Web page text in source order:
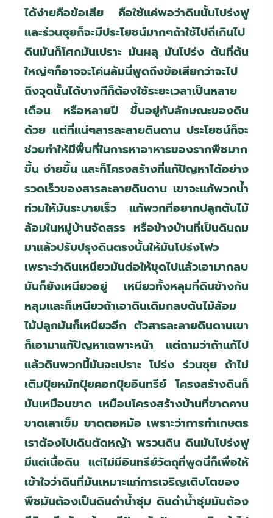
ได้ง่ายคือข้อเสีย คือใช้แค่พอว่าดินนั้นโปร่งฟู
และร่วนซุยก็จะมีประโยชน์มากๆถ้าใช้ไปถี่เกินไป
ดินมันก็โศกมันเปราะ มันผลุ มันโปร่ง ต้นที่ต้น
ใหญ่ๆก็อาจจะโค่นล้มนี่พูดถึงข้อเสียกว่าจะไป
ถึงจุดนั้นได้บางทีก็ต้องใช้ระยะเวลาเป็นหลาย
เดือน หรือหลายปี ขึ้นอยู่กับลักษณะของดิน
ด้วย แต่ที่แน่ๆสารละลายดินดาน ประโยชน์ก็จะ
ช่วยทำให้มีพื้นที่ในการหาอาหารของรากพืชมาก
ขึ้น ง่ายขึ้น และก็โครงสร้างที่แก้ปัญหาได้อย่าง
รวดเร็วของสารละลายดินดาน เขาจะแก้พวกน้ำ
ท่วมให้มันระบายเร็ว แก้พวกที่อยากปลูกต้นไม้
ล้อมในหมู่บ้านจัดสรร หรือข้างบ้านที่เป็นดินถม
มาแล้วปรับปรุงดินตรงนั้นให้มันโปร่งโฟว
เพราะว่าดินเหนียวมันต่อให้ขุดไปแล้วเอามากลบ
มันก็ยังเหนียวอยู่ เหนียวทั้งหลุมที่ดินข้างก้น
หลุมและก็เหนียวถ้าเอาดินเดิมกลบต้นไม้ล้อม
ไม้ปลูกมันก็เหนียวอีก ตัวสารละลายดินดานเขา
ก็เอามาแก้ปัญหาเฉพาะหน้า แต่ถามว่าถ้าแก้ไป
แล้วดินพวกนี้มันจะเปราะ โปร่ง ร่วนซุย ถ้าไม่
เติมปุ๋ยหมักปุ๋ยคอกปุ๋ยอินทรีย์ โครงสร้างดินก็
มันเหมือนขาด เหมือนโครงสร้างบ้านที่ขาดคาน
ขาดเสาเข็ม ขาดตอหม้อ เพราะว่าการทำเกษตร
เราต้องไปเดินตัดหญ้า พรวนดิน ดินมันโปร่งฟู
มีแต่เนื้อดิน แต่ไม่มีอินทรีย์วัตถุที่พูดนี่ก็เพื่อให้
เข้าใจว่าดินที่มันเหมาะแก่การเจริญเติบโตของ
พืชมันต้องเป็นดินดำน้ำชุ่ม ดินดำน้ำชุ่มมันต้อง